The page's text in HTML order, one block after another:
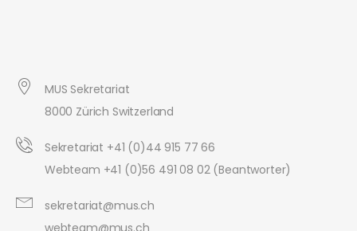
MUS Sekretariat
8000 Zürich Switzerland
Sekretariat +41 (0)44 915 77 66
Webteam +41 (0)56 491 08 02 (Beantworter)
sekretariat@mus.ch
webteam@mus.ch